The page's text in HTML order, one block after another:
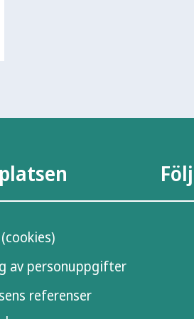
av personuppgifter
referenser